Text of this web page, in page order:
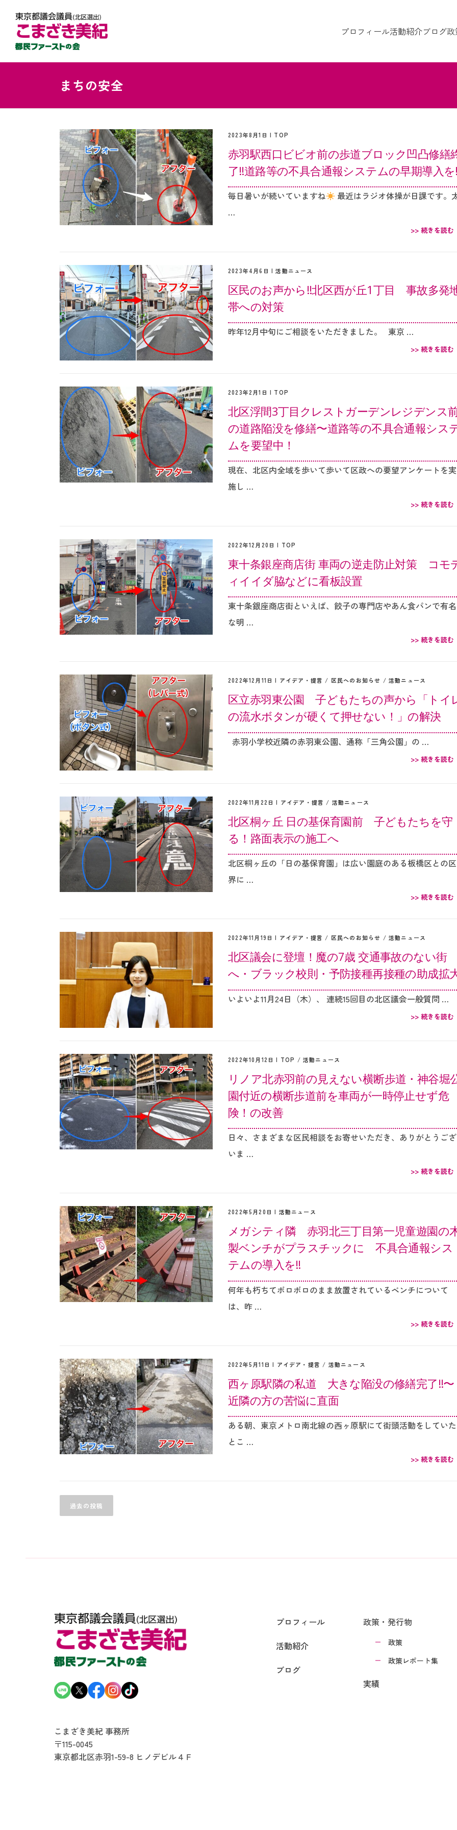
プロフィール活動紹介ブログ
まちの安全
2023年8月1日 | TOP
赤羽駅西口ビビオ前の歩道ブロック凹凸修繕
了‼︎道路等の不具合通報システムの早期導入
毎日暑いが続いていますね
最近はラジオ体操が日課です。
…
>> 続きを読む
2023年4月6日 |活動ニュース
区民のお声から‼︎北区西が丘1丁目 事故多発
帯への対策
昨年12月中旬にご相談をいただきました。 東京 …
>> 続きを読む
2023年2月1日 | TOP
北区浮間3丁目クレストガーデンレジデンス
の道路陥没を修繕〜道路等の不具合通報シス
ムを要望中！
現在、北区内全域を歩いて歩いて区政への要望アンケートを実
施し …
>> 続きを読む
2022年12月20日 | TOP
東十条銀座商店街 車両の逆走防止対策 コモ
ィイイダ脇などに看板設置
東十条銀座商店街といえば、餃子の専門店やあん食パンで有名
な明 …
>> 続きを読む
2022年12月11日 | アイデア・提言 / 区民へのお知らせ /活動ニュース
区立赤羽東公園 子どもたちの声から「トイ
の流水ボタンが硬くて押せない！」の解決
赤羽小学校近隣の赤羽東公園、通称「三角公園」の …
>> 続きを読む
2022年11月22日 | アイデア・提言 / 活動ニュース
北区桐ヶ丘 日の基保育園前 子どもたちを守
る！路面表示の施工へ
北区桐ヶ丘の「日の基保育園」は広い園庭のある板橋区との区
界に …
>> 続きを読む
2022年11月19日 | アイデア・提言 / 区民へのお知らせ /活動ニュース
北区議会に登壇！魔の7歳 交通事故のない街
へ・ブラック校則・予防接種再接種の助成拡
いよいよ11月24日（木）、 連続15回目の北区議会一般質問 …
>> 続きを読む
2022年10月12日 | TOP /活動ニュース
リノア北赤羽前の見えない横断歩道・神谷堀
園付近の横断歩道前を車両が一時停止せず危
険！の改善
日々、さまざまな区民相談をお寄せいただき、ありがとうござ
いま …
>> 続きを読む
2022年5月20日 | 活動ニュース
メガシティ隣 赤羽北三丁目第一児童遊園の
製ベンチがプラスチックに 不具合通報シス
テムの導入を‼︎
何年も朽ちてボロボロのまま放置されているベンチについて
は、昨 …
>> 続きを読む
2022年5月11日 | アイデア・提言 / 活動ニュース
西ヶ原駅隣の私道 大きな陥没の修繕完了‼︎〜
近隣の方の苦悩に直面
ある朝、東京メトロ南北線の西ヶ原駅にて街頭活動をしていた
とこ …
>> 続きを読む
稿
ビ
過去の投稿
こまざき美紀 事務所
〒115-0045
東京都北区赤羽1-59-8 ヒノデビル４Ｆ
プロフィール
活動紹介
ブログ
政策・発行物
政策
政策レポート集
実績